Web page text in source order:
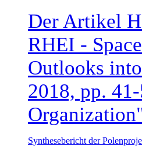
Der Artikel
RHEI -
Outlooks
2018, pp.
Synthesebericht der